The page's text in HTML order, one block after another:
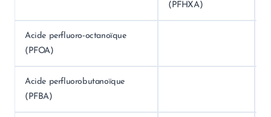
(PFHXA)
Acide perfluoro‑octanoïque
(PFOA)
Acide perfluorobutanoïque
(PFBA)